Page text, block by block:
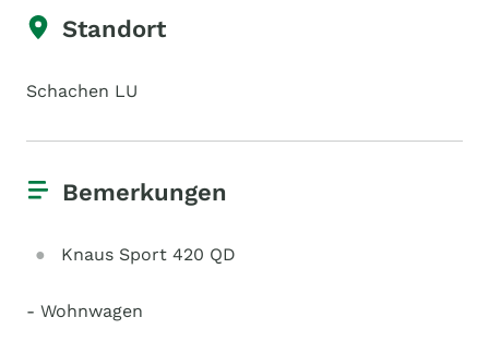
Standort
Schachen LU
Bemerkungen
Knaus Sport 420 QD
- Wohnwagen